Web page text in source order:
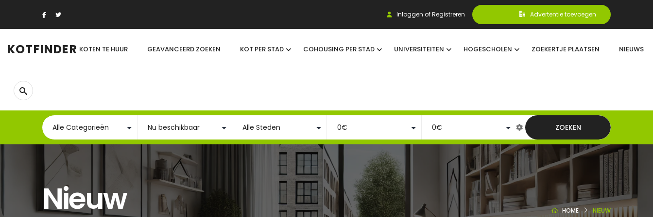
Inloggen of Registreren Advertentie toevoegen
KOTFINDER KOTEN TE HUUR GEAVANCEERD ZOEKEN KOT PER STAD COHOUSING PER STAD UNIVERSITEITEN HOGESCHOLEN ZOEKERTJE PLAATSEN NIEUWS
ZOEKEN
Nieuw HOME NIEUW